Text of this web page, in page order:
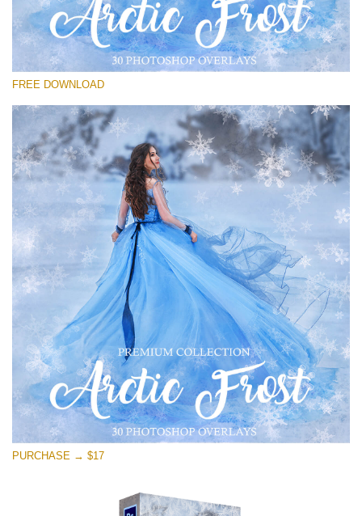
Small 800*533px
Artic Frost
(30 Overlays)
Sky Boundless
(347 Overlays)
Large 6000*4000px
Entire Collection
(1783 Overlays)
Large 6000*4000px
Free download
FREE DOWNLOAD
PURCHASE → $17